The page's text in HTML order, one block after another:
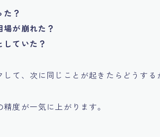
た？
場が崩れた？
していた？
て、次に同じことが起きたらどうする
度が一気に上がります。